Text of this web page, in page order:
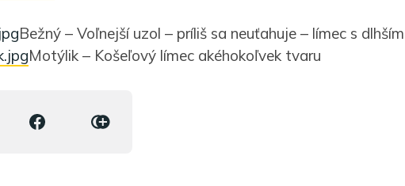
Bežný – Voľnejší uzol – príliš sa neuťahuje – límec s
Motýlik – Košeľový límec akéhokoľvek tvaru